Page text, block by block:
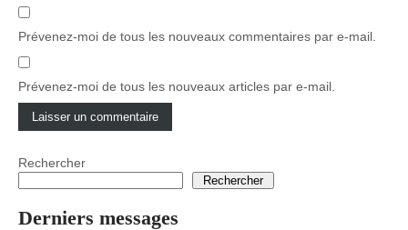
Prévenez-moi de tous les nouveaux commentaires par e-mail.
Prévenez-moi de tous les nouveaux articles par e-mail.
Rechercher
Rechercher
Derniers messages